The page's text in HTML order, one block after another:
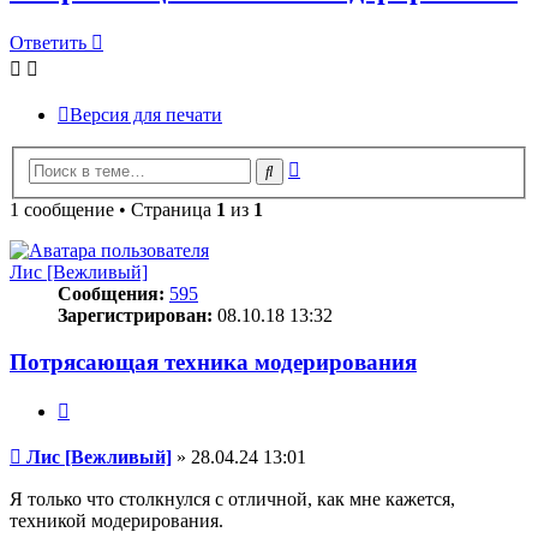
Ответить
Версия для печати
Поиск
1 сообщение • Страница 1 из 1
Лис [Вежливый]
Сообщения: 595
Зарегистрирован: 08.10.18 13:32
Потрясающая техника модерирования
Сообщение
Лис [Вежливый] » 28.04.24 13:01
Я только что столкнулся с отличной, как мне кажется,
техникой модерирования.